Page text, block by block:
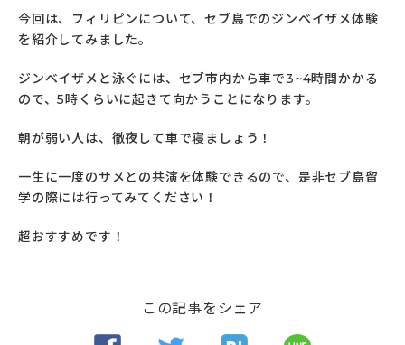
今回は、フィリピンについて、セブ島でのジンベイザメ体験
を紹介してみました。
ジンベイザメと泳ぐには、セブ市内から車で3~4時間かかる
ので、5時くらいに起きて向かうことになります。
朝が弱い人は、 徹夜して車で寝ましょう！
一生に一度のサメとの共演を体験できるので、 是非セブ島留
学の際には行ってみてください！
超おすすめです！
この記事をシェア